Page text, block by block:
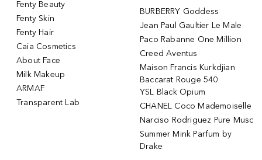
Fenty Beauty
Fenty Skin
Fenty Hair
Caia Cosmetics
About Face
Milk Makeup
ARMAF
Transparent Lab
BURBERRY Goddess
Jean Paul Gaultier Le Male
Paco Rabanne One Million
Creed Aventus
Maison Francis Kurkdjian
Baccarat Rouge 540
YSL Black Opium
CHANEL Coco Mademoiselle
Narciso Rodriguez Pure Musc
Summer Mink Parfum by
Drake